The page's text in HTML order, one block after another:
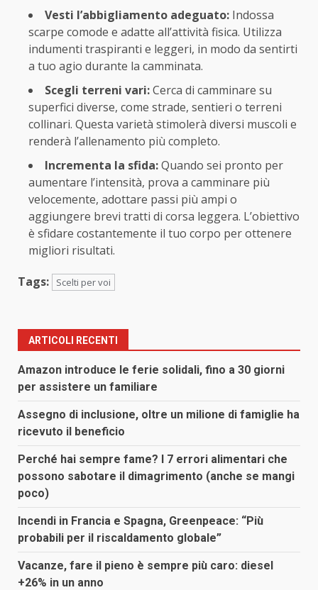
Vesti l’abbigliamento adeguato: Indossa
scarpe comode e adatte all’attività fisica. Utilizza
indumenti traspiranti e leggeri, in modo da sentirti
a tuo agio durante la camminata.
Scegli terreni vari:Cerca di camminare su
superfici diverse, come strade, sentieri o terreni
collinari. Questa varietà stimolerà diversi muscoli e
renderà l’allenamento più completo.
Incrementa la sfida:Quando sei pronto per
aumentare l’intensità, prova a camminare più
velocemente, adottare passi più ampi o
aggiungere brevi tratti di corsa leggera. L’obiettivo
è sfidare costantemente il tuo corpo per ottenere
migliori risultati.
Tags:
Scelti per voi
ARTICOLI RECENTI
Amazon introduce le ferie solidali, fino a 30 giorni
per assistere un familiare
Assegno di inclusione, oltre un milione di famiglie ha
ricevuto il beneficio
Perché hai sempre fame? I 7 errori alimentari che
possono sabotare il dimagrimento (anche se mangi
poco)
Incendi in Francia e Spagna, Greenpeace: “Più
probabili per il riscaldamento globale”
Vacanze, fare il pieno è sempre più caro: diesel
+26% in un anno